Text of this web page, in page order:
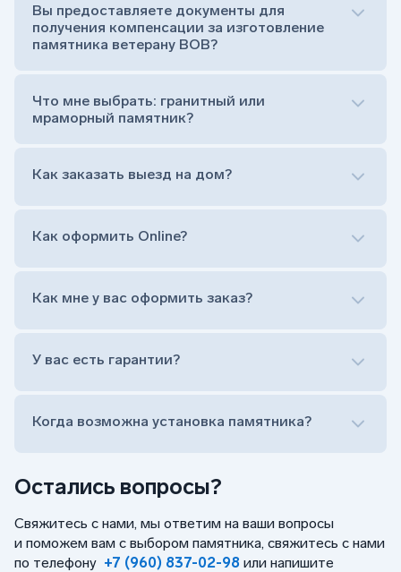
Остались вопросы?
Свяжитесь с нами, мы ответим на ваши вопросы
и поможем вам с выбором памятника, свяжитесь с нами
по телефону +7 (960) 837-02-98 или напишите
Тумба (постамент, на который при помощи
штыря устанавливается стела)
Цветник (обрамление могилки, бывает, что
Обработка и сверловка комплекта
Расположение символа веры (крестик или
на символ веры или вовсе портрет не рисовать)
прописной)
Вы предоставляете документы для
получения компенсации за изготовление
памятника ветерану ВОВ?
Что мне выбрать: гранитный или
мраморный памятник?
Как заказать выезд на дом?
Оформить заказ удаленно (online)
Заказать бесплатный выезд менеджера на дом
Как оформить Online?
Оформить заказ удаленно (online)
Заказать бесплатный выезд менеджера на дом
Как мне у вас оформить заказ?
У вас есть гарантии?
Когда возможна установка памятника?